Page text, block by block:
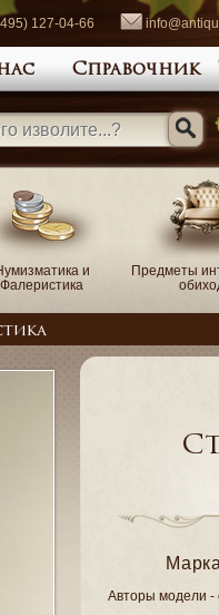
127-04-66
Справочник
и
Фалеристика
Предметы
Авторы модели -